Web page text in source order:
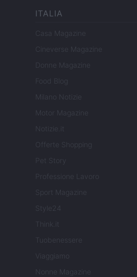
ITALIA
Casa Magazine
Cineverse Magazine
Donne Magazine
Food Blog
Milano Notizie
Motor Magazine
Notizie.it
Offerte Shopping
Pet Story
Professione Lavoro
Sport Magazine
Style24
Think.it
Tuobenessere
Viaggiamo
Nonne Magazine